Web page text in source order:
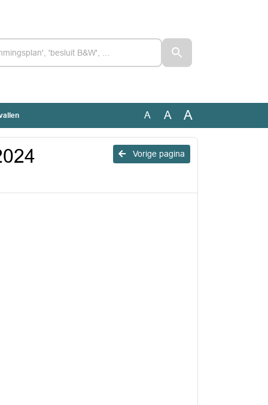
A A A
Vorige pagina